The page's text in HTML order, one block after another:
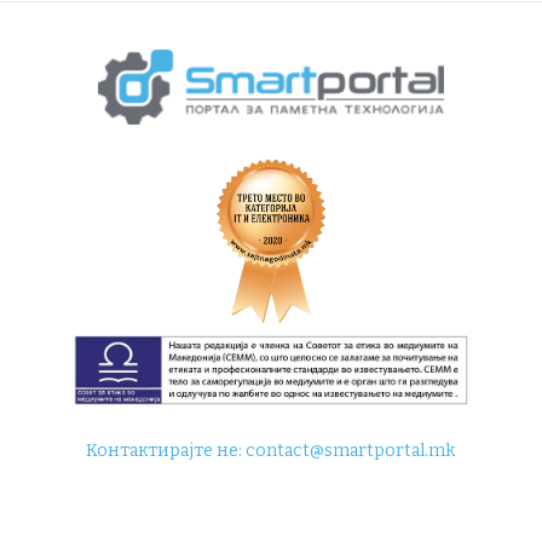
Контактирајте не:contact@smartportal.mk